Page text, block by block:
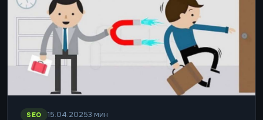
SEO 15.04.20253 мин